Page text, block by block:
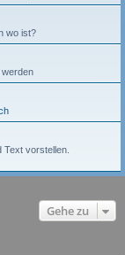
wo ist?
werden
vorstellen.
Gehe zu